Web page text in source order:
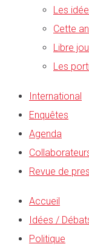
Les
Cette
Libre
Les
International
Enquêtes
Agenda
Revue de
Accueil
Idées /
Politique